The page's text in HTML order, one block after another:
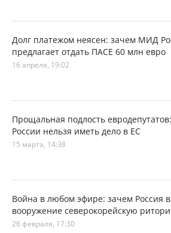
Долг платежом неясен: зачем МИД
предлагает отдать ПАСЕ 60 млн евро
16 апреля, 19:02
Прощальная подлость
России нельзя иметь дело в ЕС
15 марта, 14:38
Война в любом эфире: зачем Россия
вооружение северокорейскую
26 февраля, 17:30